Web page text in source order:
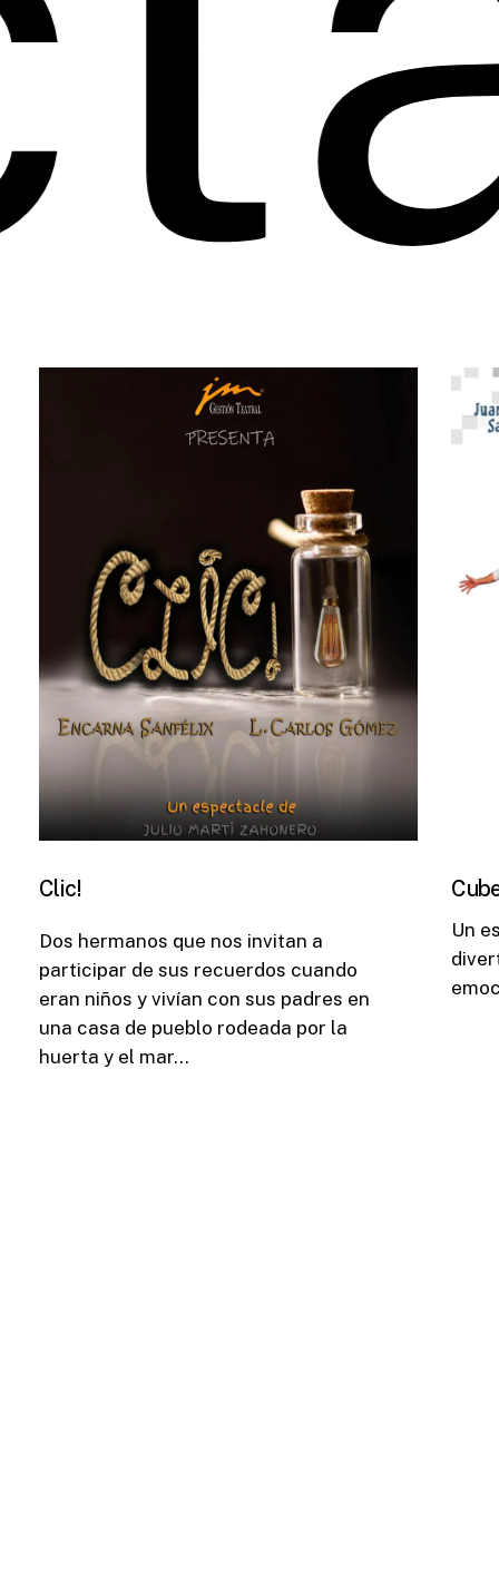
Clic!
Dos hermanos que nos invitan a
participar de sus recuerdos cuando
eran niños y vivían con sus padres en
una casa de pueblo rodeada por la
huerta y el mar…
Un
Cube